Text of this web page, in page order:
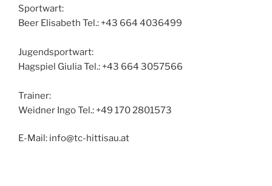
Sportwart:
Beer Elisabeth Tel.: +43 664 4036499
Jugendsportwart:
Hagspiel Giulia Tel.: +43 664 3057566
Trainer:
Weidner Ingo Tel.: +49 170 2801573
E-Mail: info@tc-hittisau.at